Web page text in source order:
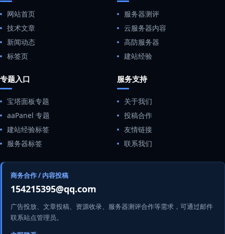
网站首页
技术文章
新闻动态
标签页
服务器测评
云服务器内容
高防服务器
建站经验
专题入口
宝塔面板专题
aaPanel 专题
建站经验标签
服务器标签
服务支持
关于我们
投稿合作
友情链接
联系我们
商务合作 / 内容投稿
154215395@qq.com
广告投放、文章投稿、资源收录、服务器测评合作等需求，可通过邮件
联系站点管理员。